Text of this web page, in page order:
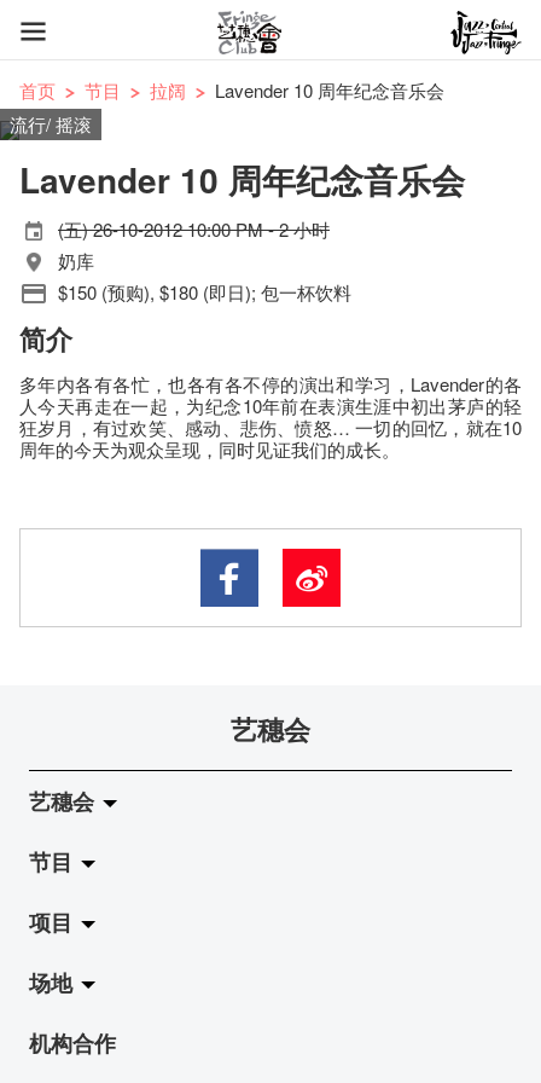
首页 节目 拉阔
Lavender 10 周年纪念音乐会
流行/ 摇滚
Lavender 10 周年纪念音乐会
(五) 26-10-2012 10:00 PM - 2 小时
奶库
$150 (预购), $180 (即日); 包一杯饮料
简介
多年内各有各忙，也各有各不停的演出和学习，Lavender的各
人今天再走在一起，为纪念10年前在表演生涯中初出茅庐的轻
狂岁月，有过欢笑、感动、悲伤、愤怒… 一切的回忆，就在10
周年的今天为观众呈现，同时见证我们的成长。
艺穗会
艺穗会
关于艺穗会
艺穗会的演化
使命与宗旨
艺穗会架构
节目
拉阔
展览
演出
项目
Jazz-Go-Central, Jazz-Go-Fringe
LPL
场地
陈丽玲划廊
机构合作